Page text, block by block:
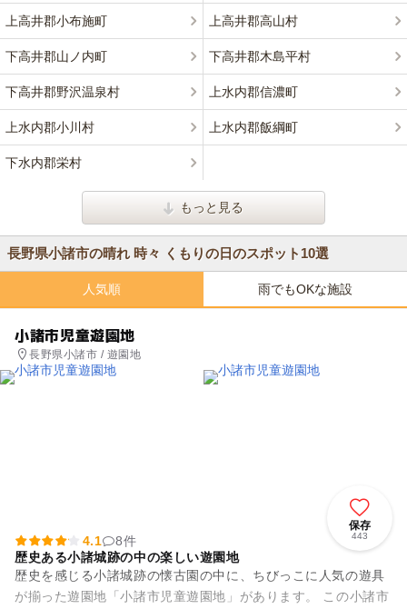
上高井郡小布施町 上高井郡高山村
下高井郡山ノ内町 下高井郡木島平村
下高井郡野沢温泉村 上水内郡信濃町
上水内郡小川村 上水内郡飯綱町
下水内郡栄村
もっと見る
長野県小諸市の晴れ 時々 くもりの日のスポット10選
人気順 雨でもOKな施設
小諸市児童遊園地
長野県小諸市 / 遊園地
保存
443
4.1
8件
歴史ある小諸城跡の中の楽しい遊園地
歴史を感じる小諸城跡の懐古園の中に、ちびっこに人気の遊具
が揃った遊園地「小諸市児童遊園地」があります。 この小諸市